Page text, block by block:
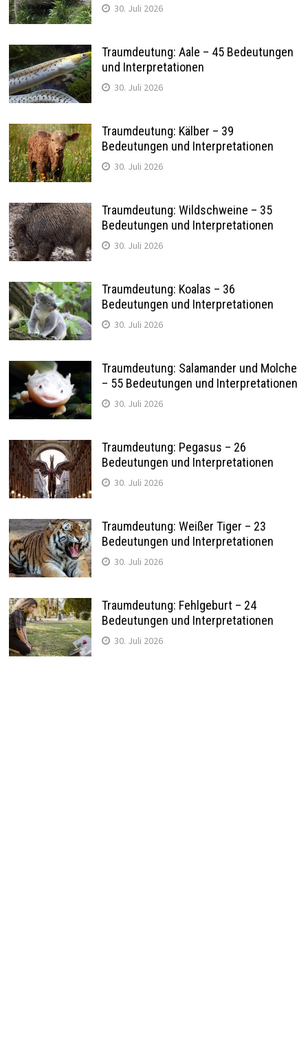
30. Juli 2026
Traumdeutung: Aale – 45 Bedeutungen
und Interpretationen
30. Juli 2026
Traumdeutung: Kälber – 39
Bedeutungen und Interpretationen
30. Juli 2026
Traumdeutung: Wildschweine – 35
Bedeutungen und Interpretationen
30. Juli 2026
Traumdeutung: Koalas – 36
Bedeutungen und Interpretationen
30. Juli 2026
Traumdeutung: Salamander und Molche
– 55 Bedeutungen und Interpretationen
30. Juli 2026
Traumdeutung: Pegasus – 26
Bedeutungen und Interpretationen
30. Juli 2026
Traumdeutung: Weißer Tiger – 23
Bedeutungen und Interpretationen
30. Juli 2026
Traumdeutung: Fehlgeburt – 24
Bedeutungen und Interpretationen
30. Juli 2026